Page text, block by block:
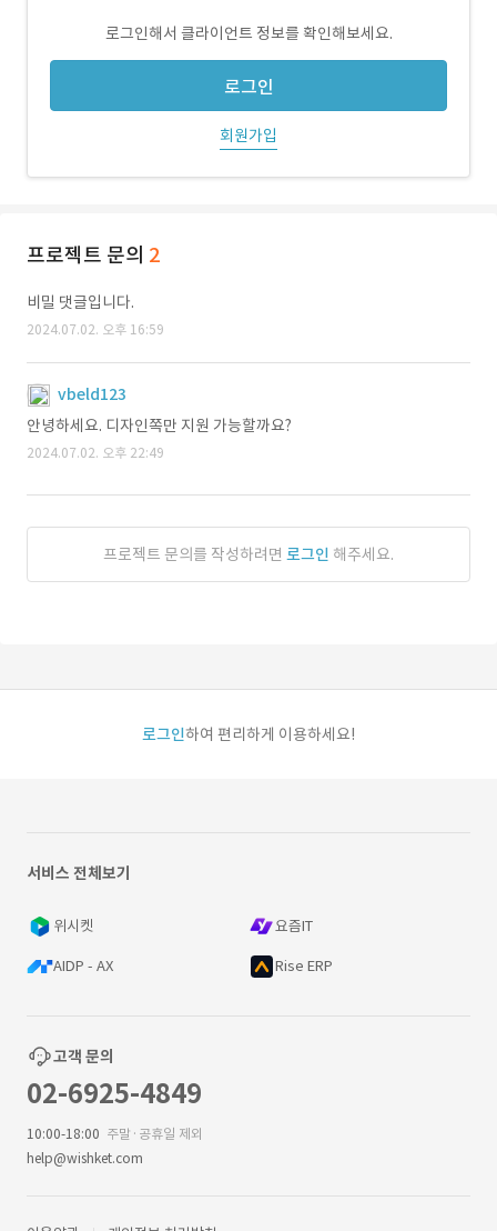
로그인해서 클라이언트 정보를 확인해보세요.
로그인
회원가입
프로젝트 문의 2
비밀 댓글입니다.
2024.07.02. 오후 16:59
vbeld123
안녕하세요. 디자인쪽만 지원 가능할까요?
2024.07.02. 오후 22:49
프로젝트 문의를 작성하려면 로그인 해주세요.
로그인하여 편리하게 이용하세요!
서비스 전체보기
위시켓 요즘IT
AIDP - AX Rise ERP
고객 문의
02-6925-4849
10:00-18:00 주말·공휴일 제외
help@wishket.com